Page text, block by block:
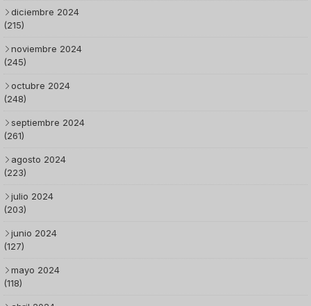
diciembre 2024
(215)
noviembre 2024
(245)
octubre 2024
(248)
septiembre 2024
(261)
agosto 2024
(223)
julio 2024
(203)
junio 2024
(127)
mayo 2024
(118)